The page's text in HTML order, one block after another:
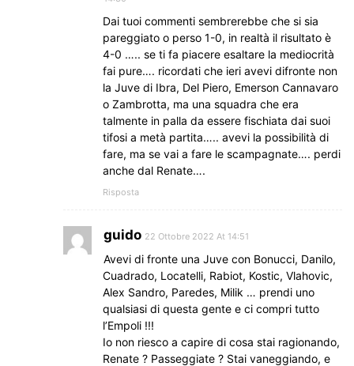
Dai tuoi commenti sembrerebbe che si sia
pareggiato o perso 1-0, in realtà il risultato è
4-0 ….. se ti fa piacere esaltare la mediocrità
fai pure…. ricordati che ieri avevi difronte non
la Juve di Ibra, Del Piero, Emerson Cannavaro
o Zambrotta, ma una squadra che era
talmente in palla da essere fischiata dai suoi
tifosi a metà partita….. avevi la possibilità di
fare, ma se vai a fare le scampagnate…. perdi
anche dal Renate….
Risposta
guido 22 Ottobre 2022 At 14:51
Avevi di fronte una Juve con Bonucci, Danilo,
Cuadrado, Locatelli, Rabiot, Kostic, Vlahovic,
Alex Sandro, Paredes, Milik … prendi uno
qualsiasi di questa gente e ci compri tutto
l’Empoli !!!
Io non riesco a capire di cosa stai ragionando,
Renate ? Passeggiate ? Stai vaneggiando, e